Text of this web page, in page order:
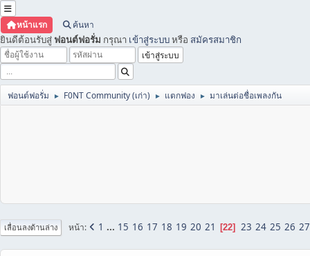
หน้าแรก ค้นหา
ยินดีต้อนรับสู่ ฟอนต์ฟอรั่ม กรุณา เข้าสู่ระบบหรือ สมัครสมาชิก
ฟอนต์ฟอรั่ม ► F0NT Community (เก่า) ► แตกฟอง ► มาเล่นต่อชื่อเพลงกัน
เลื่อนลงด้านล่าง หน้า 1 ... 15 16 17 18 19 20 21 22 23 24 25 26 27